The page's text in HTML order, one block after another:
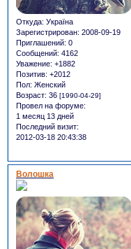
Откуда: Україна
Зарегистрирован: 2008-09-19
Приглашений: 0
Сообщений: 4162
Уважение: +1882
Позитив: +2012
Пол: Женский
Возраст: 36 [1990-04-29]
Провел на форуме:
1 месяц 13 дней
Последний визит:
2012-03-18 20:43:38
Волошка